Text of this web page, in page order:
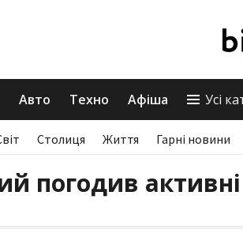
Авто Техно Афіша Усі
Столиця Життя Гарні новини
погодив активні